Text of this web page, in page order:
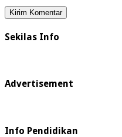
Sekilas Info
Advertisement
Info Pendidikan